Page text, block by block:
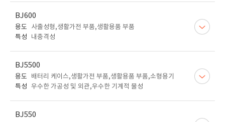
BJ600
용도
사출성형,생활가전 부품,생활용품 부품
특성
내충격성
BJ5500
용도
배터리 케이스,생활가전 부품,생활용품 부품,소형용기
특성 우수한 가공성 및 외관,우수한 기계적 물성
BJ550